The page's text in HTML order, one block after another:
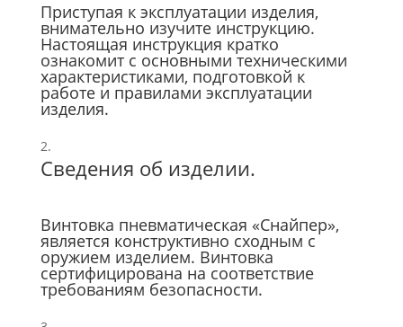
Приступая к эксплуатации изделия,
внимательно изучите инструкцию.
Настоящая инструкция кратко
ознакомит с основными техническими
характеристиками, подготовкой к
работе и правилами эксплуатации
изделия.
Сведения об изделии.
Винтовка пневматическая «Снайпер»,
является конструктивно сходным с
оружием изделием. Винтовка
сертифицирована на соответствие
требованиям безопасности.